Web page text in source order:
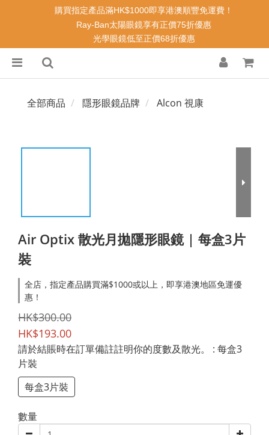
全部商品 隱形眼鏡品牌 Alcon 視康
Air Optix 散光月拋隱形眼鏡 | 每盒3片
裝
全店，指定產品購買滿$1000或以上，即享港澳地區免運優
惠！
HK$300.00
HK$193.00
請於結賬時在訂單備註註明你的度數及散光。 : 每盒3
片裝
每盒3片裝
數量
購買指定產品滿HK$1000即享港澳順豐免運費！
Ray-Ban太陽眼鏡享有正價75折優惠
光學眼鏡低至正價68折優惠